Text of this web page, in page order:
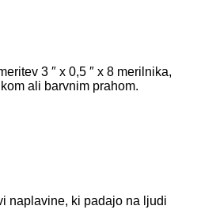
3 ″ x 0,5 ″ x 8 merilnika,
ali barvnim prahom.
naplavine, ki padajo na ljudi